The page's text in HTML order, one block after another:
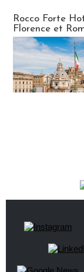
Rocco Forte
Florence et